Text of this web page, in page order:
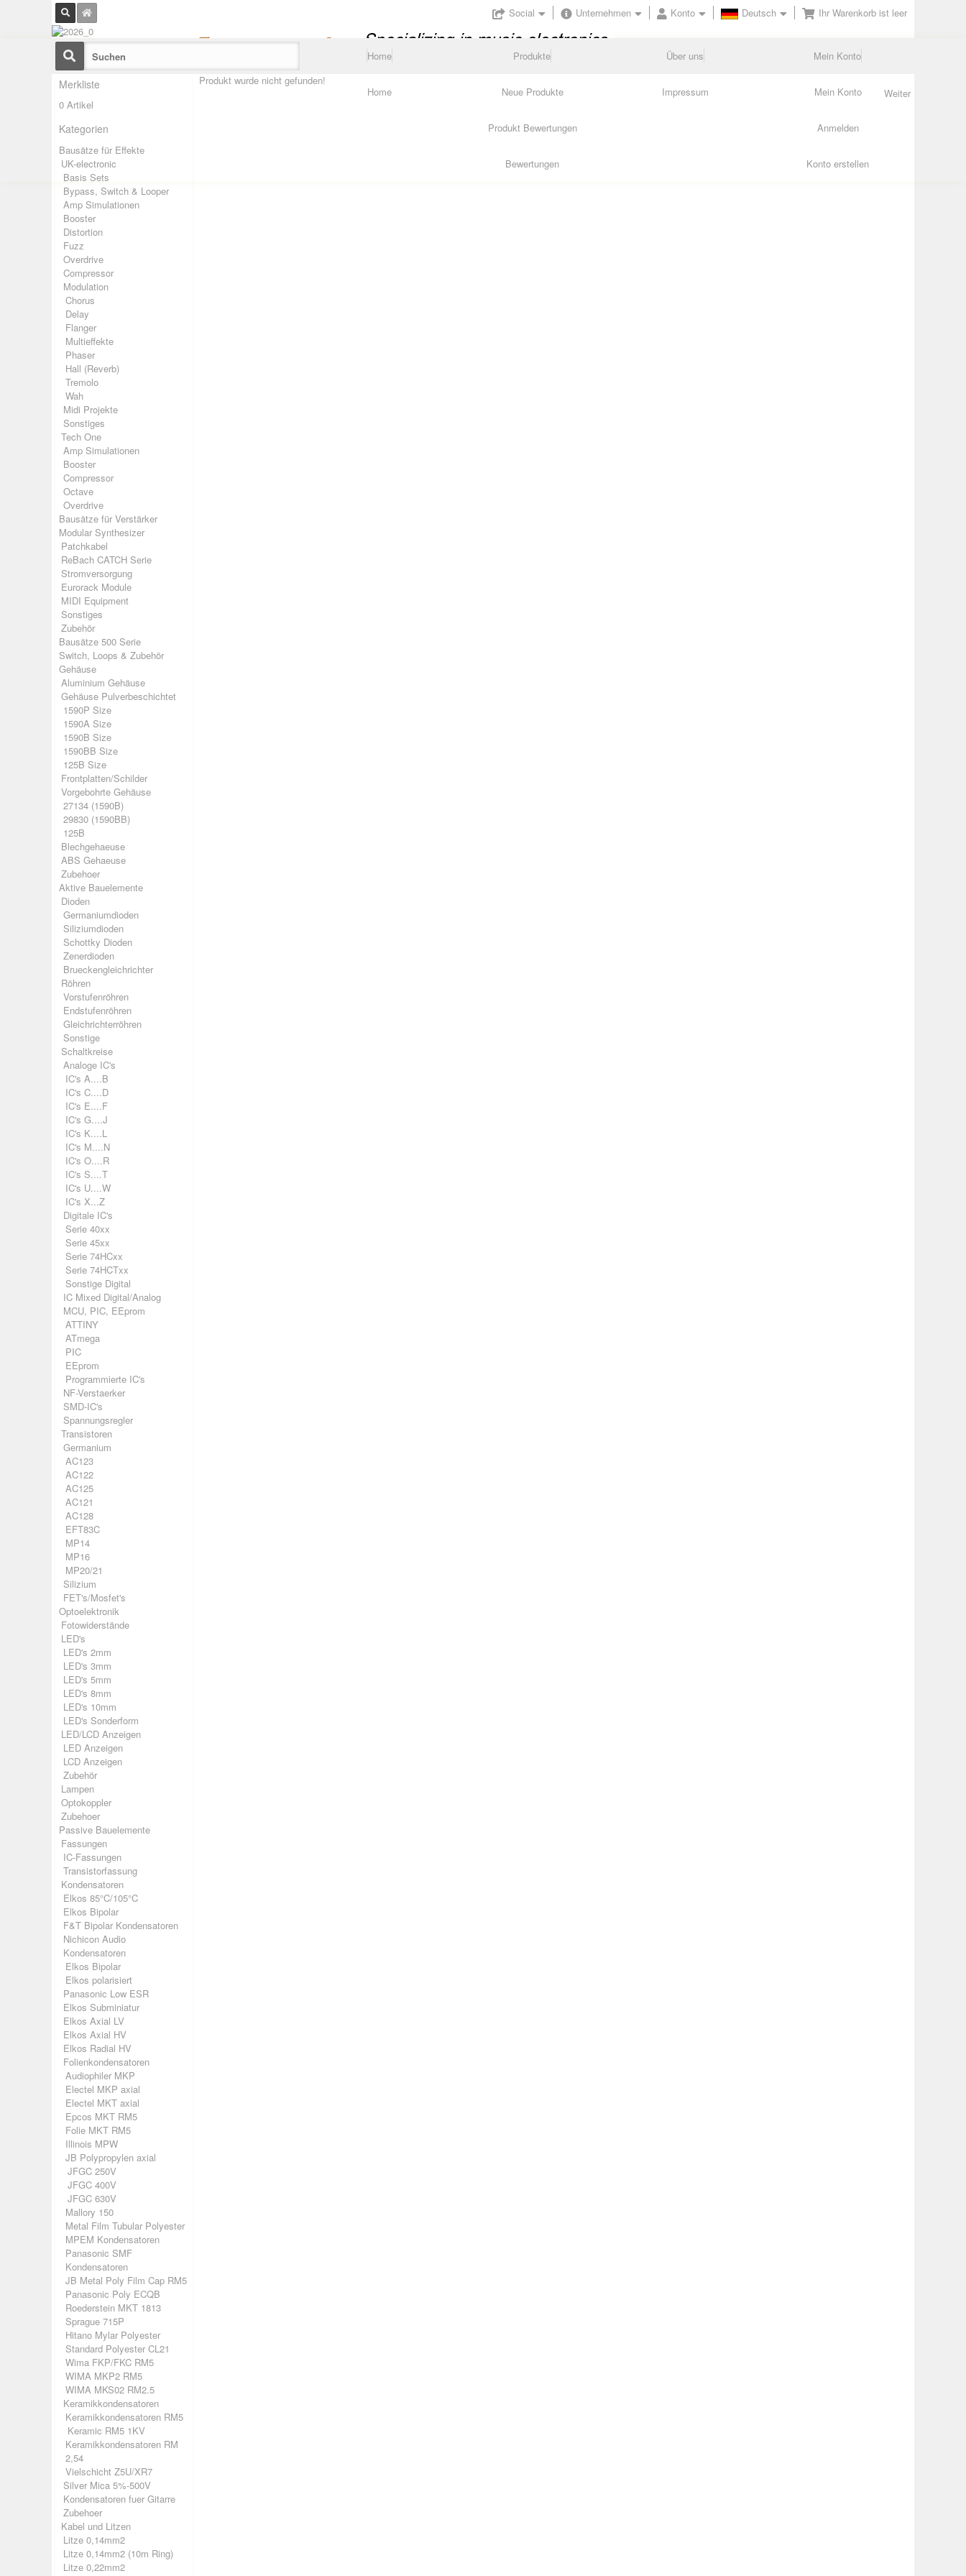
Social Unternehmen Konto Deutsch Ihr Warenkorb ist leer
Home
Home
Produkte
Neue Produkte
Produkt Bewertungen
Bewertungen
Über uns
Impressum
Mein Konto
Mein Konto
Anmelden
Konto erstellen
Produkt wurde nicht gefunden!
Weiter
Merkliste
0 Artikel
Kategorien
Bausätze für Effekte
UK-electronic
Basis Sets
Bypass, Switch & Looper
Amp Simulationen
Booster
Distortion
Fuzz
Overdrive
Compressor
Modulation
Chorus
Delay
Flanger
Multieffekte
Phaser
Hall (Reverb)
Tremolo
Wah
Midi Projekte
Sonstiges
Tech One
Amp Simulationen
Booster
Compressor
Octave
Overdrive
Bausätze für Verstärker
Modular Synthesizer
Patchkabel
ReBach CATCH Serie
Stromversorgung
Eurorack Module
MIDI Equipment
Sonstiges
Zubehör
Bausätze 500 Serie
Switch, Loops & Zubehör
Gehäuse
Aluminium Gehäuse
Gehäuse Pulverbeschichtet
1590P Size
1590A Size
1590B Size
1590BB Size
125B Size
Frontplatten/Schilder
Vorgebohrte Gehäuse
27134 (1590B)
29830 (1590BB)
125B
Blechgehaeuse
ABS Gehaeuse
Zubehoer
Aktive Bauelemente
Dioden
Germaniumdioden
Siliziumdioden
Schottky Dioden
Zenerdioden
Brueckengleichrichter
Röhren
Vorstufenröhren
Endstufenröhren
Gleichrichterröhren
Sonstige
Schaltkreise
Analoge IC's
IC's A....B
IC's C....D
IC's E....F
IC's G....J
IC's K....L
IC's M....N
IC's O....R
IC's S....T
IC's U....W
IC's X...Z
Digitale IC's
Serie 40xx
Serie 45xx
Serie 74HCxx
Serie 74HCTxx
Sonstige Digital
IC Mixed Digital/Analog
MCU, PIC, EEprom
ATTINY
ATmega
PIC
EEprom
Programmierte IC's
NF-Verstaerker
SMD-IC's
Spannungsregler
Transistoren
Germanium
AC123
AC122
AC125
AC121
AC128
EFT83C
MP14
MP16
MP20/21
Silizium
FET's/Mosfet's
Optoelektronik
Fotowiderstände
LED's
LED's 2mm
LED's 3mm
LED's 5mm
LED's 8mm
LED's 10mm
LED's Sonderform
LED/LCD Anzeigen
LED Anzeigen
LCD Anzeigen
Zubehör
Lampen
Optokoppler
Zubehoer
Passive Bauelemente
Fassungen
IC-Fassungen
Transistorfassung
Kondensatoren
Elkos 85°C/105°C
Elkos Bipolar
F&T Bipolar Kondensatoren
Nichicon Audio
Kondensatoren
Elkos Bipolar
Elkos polarisiert
Panasonic Low ESR
Elkos Subminiatur
Elkos Axial LV
Elkos Axial HV
Elkos Radial HV
Folienkondensatoren
Audiophiler MKP
Electel MKP axial
Electel MKT axial
Epcos MKT RM5
Folie MKT RM5
Illinois MPW
JB Polypropylen axial
JFGC 250V
JFGC 400V
JFGC 630V
Mallory 150
Metal Film Tubular Polyester
MPEM Kondensatoren
Panasonic SMF
Kondensatoren
JB Metal Poly Film Cap RM5
Panasonic Poly ECQB
Roederstein MKT 1813
Sprague 715P
Hitano Mylar Polyester
Standard Polyester CL21
Wima FKP/FKC RM5
WIMA MKP2 RM5
WIMA MKS02 RM2.5
Keramikkondensatoren
Keramikkondensatoren RM5
Keramic RM5 1KV
Keramikkondensatoren RM
2,54
Vielschicht Z5U/XR7
Silver Mica 5%-500V
Kondensatoren fuer Gitarre
Zubehoer
Kabel und Litzen
Litze 0,14mm2
Litze 0,14mm2 (10m Ring)
Litze 0,22mm2